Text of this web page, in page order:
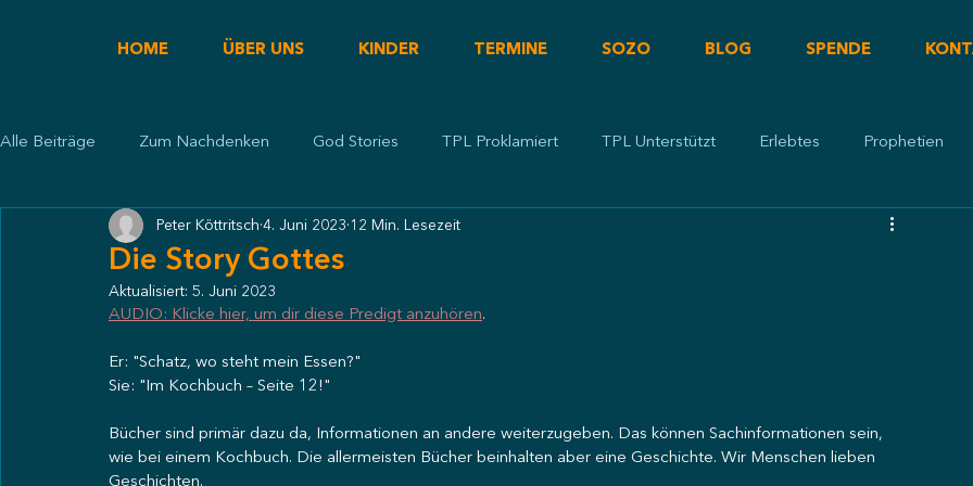
HOME ÜBER UNS KINDER TERMINE SOZO BLOG SPENDE
Alle Beiträge Zum Nachdenken God Stories TPL Proklamiert TPL Unterstützt Erlebtes Prophetien
Die Story Gottes
Peter Köttritsch 4. Juni 2023 12 Min. Lesezeit
Aktualisiert: 5. Juni 2023
AUDIO: Klicke hier, um dir diese Predigt anzuhören.
Er: "Schatz, wo steht mein Essen?"
Sie: "Im Kochbuch – Seite 12!"
Bücher sind primär dazu da, Informationen an andere weiterzugeben. Das können Sachinformationen sein,
wie bei einem Kochbuch. Die allermeisten Bücher beinhalten aber eine Geschichte. Wir Menschen lieben
Geschichten.